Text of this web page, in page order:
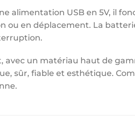
alimentation USB en 5V, il
ou en déplacement. La
avec un matériau haut de
sûr, fiable et esthétique.